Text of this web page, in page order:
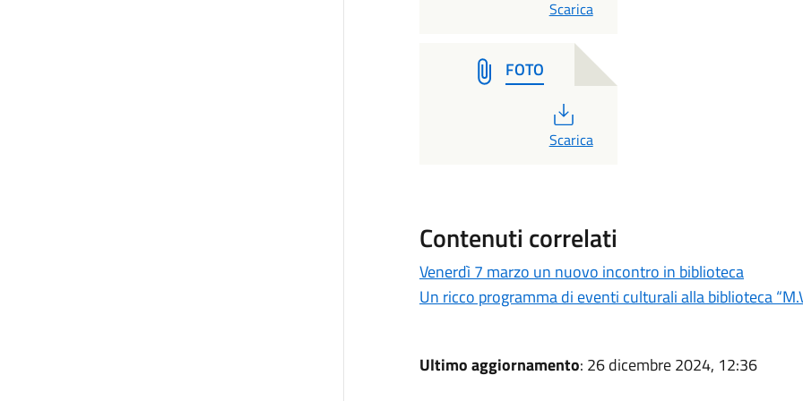
PDF
Scarica
FOTO
PDF
Scarica
Contenuti correlati
Venerdì 7 marzo un nuovo incontro in biblioteca
Un ricco programma di eventi culturali alla biblioteca
Ultimo aggiornamento: 26 dicembre 2024, 12:36